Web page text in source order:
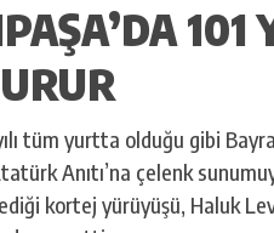
101
tüm yurtta olduğu gibi
Anıtı’na çelenk
kortej yürüyüşü, Haluk